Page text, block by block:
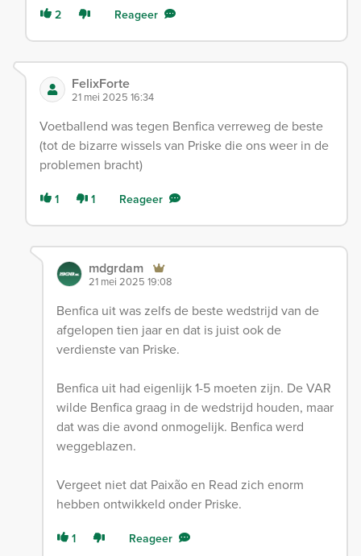
2 Reageer
FelixForte
21 mei 2025 16:34
Voetballend was tegen Benfica verreweg de beste
(tot de bizarre wissels van Priske die ons weer in de
problemen bracht)
1 1 Reageer
mdgrdam
21 mei 2025 19:08
Benfica uit was zelfs de beste wedstrijd van de
afgelopen tien jaar en dat is juist ook de
verdienste van Priske.
Benfica uit had eigenlijk 1-5 moeten zijn. De VAR
wilde Benfica graag in de wedstrijd houden, maar
dat was die avond onmogelijk. Benfica werd
weggeblazen.
Vergeet niet dat Paixão en Read zich enorm
hebben ontwikkeld onder Priske.
1 Reageer